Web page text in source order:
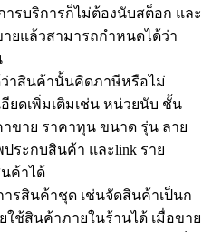
ารบริการก็ไม่ต้องนับสต็อก และ
ยแล้วสามารถกำหนดได้ว่า
าสินค้านั้นคิดภาษีหรือไม่
ยดเพิ่มเติมเช่น หน่วยนับ ชั้น
าขาย ราคาทุน ขนาด รุ่น ลาย
ระกบสินค้า และlink ราย
นค้าได้
ารสินค้าชุด เช่นจัดสินค้าเป็นก
ใช้สินค้าภายในร้านได้ เมื่อขาย